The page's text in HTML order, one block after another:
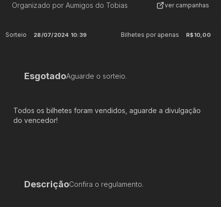
Organizado por Aumigos do Tobias ver campanhas
Sorteio 28/07/2024 10:39 Bilhetes por apenas R$10,00
EsgotadoAguarde o sorteio.
Todos os bilhetes foram vendidos, aguarde a divulgação
do vencedor!
DescriçãoConfira o regulamento.